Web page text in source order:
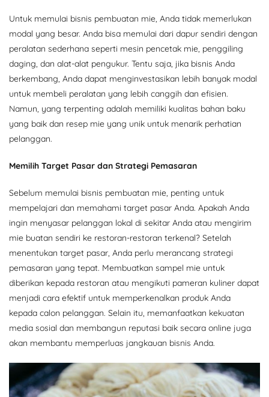
Untuk memulai bisnis pembuatan mie, Anda tidak memerlukan
modal yang besar. Anda bisa memulai dari dapur sendiri dengan
peralatan sederhana seperti mesin pencetak mie, penggiling
daging, dan alat-alat pengukur. Tentu saja, jika bisnis Anda
berkembang, Anda dapat menginvestasikan lebih banyak modal
untuk membeli peralatan yang lebih canggih dan efisien.
Namun, yang terpenting adalah memiliki kualitas bahan baku
yang baik dan resep mie yang unik untuk menarik perhatian
pelanggan.
Memilih Target Pasar dan Strategi Pemasaran
Sebelum memulai bisnis pembuatan mie, penting untuk
mempelajari dan memahami target pasar Anda. Apakah Anda
ingin menyasar pelanggan lokal di sekitar Anda atau mengirim
mie buatan sendiri ke restoran-restoran terkenal? Setelah
menentukan target pasar, Anda perlu merancang strategi
pemasaran yang tepat. Membuatkan sampel mie untuk
diberikan kepada restoran atau mengikuti pameran kuliner dapat
menjadi cara efektif untuk memperkenalkan produk Anda
kepada calon pelanggan. Selain itu, memanfaatkan kekuatan
media sosial dan membangun reputasi baik secara online juga
akan membantu memperluas jangkauan bisnis Anda.